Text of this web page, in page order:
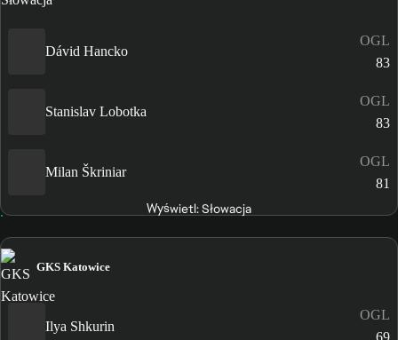
Dávid Hancko
OGL
83
Stanislav Lobotka
OGL
83
Milan Škriniar
OGL
81
Wyświetl: Słowacja
GKS Katowice
Ilya Shkurin
OGL